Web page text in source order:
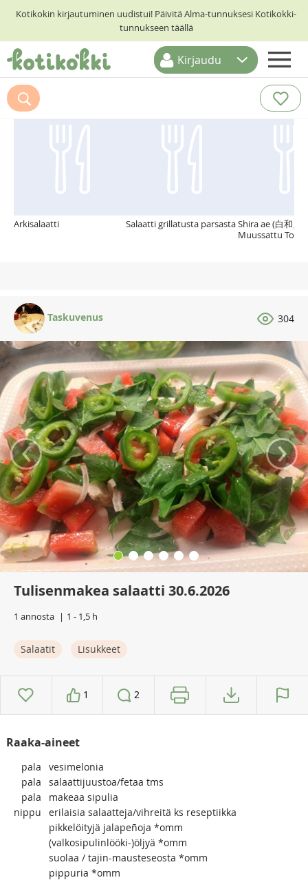
Kotikokin kirjautuminen uudistui! Päivitä Alma-tunnuksesi Kotikokki-
tunnukseen täällä
ETUSIVU
RESEPTIHAKU
Kirjaudu
Suosittelemme myös
Arkisalaatti Salaatti grillatusta parsastaShira ae (白和え)
Muussattu
Taskuvenus 304
‹ ›
Tulisenmakea salaatti 30.6.2026
1 annosta 1 - 1,5 h
Salaatit Lisukkeet
1 2
Raaka-aineet
pala
vesimelonia
pala
salaattijuustoa/fetaa tms
pala
makeaa sipulia
nippu
erilaisia salaatteja/vihreitä ks reseptiikka
pikkelöityjä jalapeñoja *omm
(valkosipulinlööki-)öljyä *omm
suolaa / tajin-mausteseosta *omm
pippuria *omm